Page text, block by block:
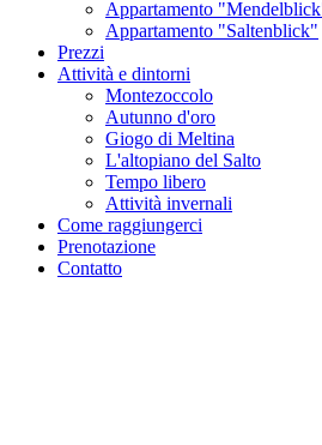
Appartamento
Appartamento "Saltenblick"
Prezzi
Attività e dintorni
Montezoccolo
Autunno d'oro
Giogo di Meltina
L'altopiano del Salto
Tempo libero
Attività invernali
Come raggiungerci
Prenotazione
Contatto